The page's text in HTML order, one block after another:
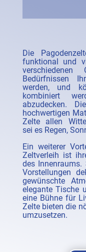
Die
funktional und
Bedürfnissen
werden, und
kombiniert
abzudecken.
hochwertigen
Zelte allen
sei es Regen,
Ein weiterer
Zeltverleih ist
des
Vorstellungen
gewünschte
elegante Tische
eine Bühne für
Zelte bieten die
umzusetzen.